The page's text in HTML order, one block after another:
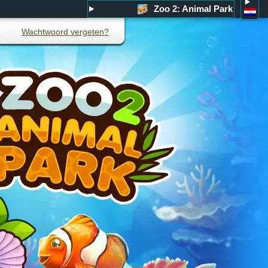
Zoo 2: Animal Park
Wachtwoord vergeten?